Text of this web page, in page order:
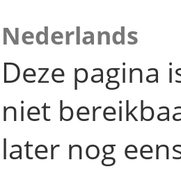
Nederlands
Deze pagina
niet
later nog